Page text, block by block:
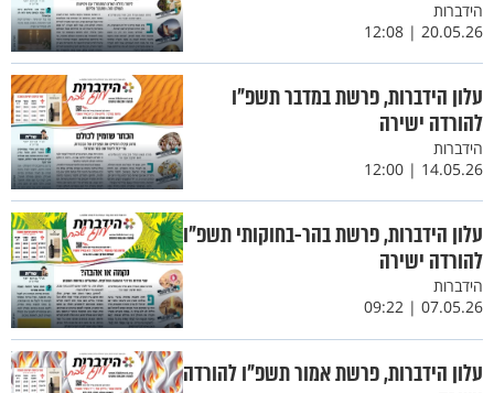
הידברות
20.05.26 | 12:08
עלון הידברות, פרשת במדבר תשפ"ו
להורדה ישירה
הידברות
14.05.26 | 12:00
עלון הידברות, פרשת בהר-בחוקותי תשפ"ו
להורדה ישירה
הידברות
07.05.26 | 09:22
עלון הידברות, פרשת אמור תשפ"ו להורדה